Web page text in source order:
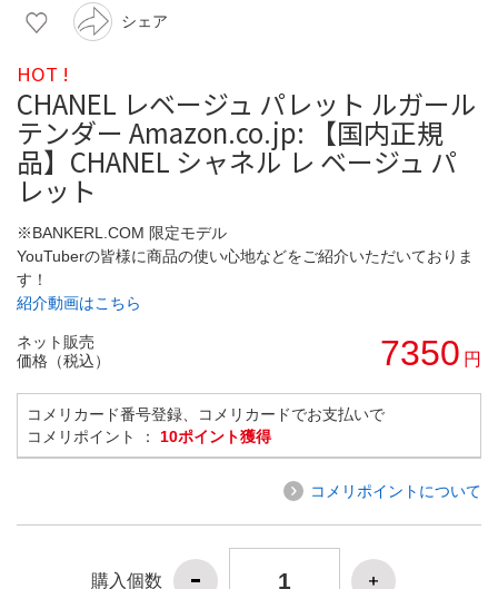
シェア
HOT !
CHANEL レベージュ パレット ルガール
テンダー Amazon.co.jp: 【国内正規
品】CHANEL シャネル レ ベージュ パ
レット
※BANKERL.COM 限定モデル
YouTuberの皆様に商品の使い心地などをご紹介いただいておりま
す！
紹介動画はこちら
ネット販売
価格（税込）
7350 円
コメリカード番号登録、コメリカードでお支払いで
コメリポイント ： 10ポイント獲得
コメリポイントについて
購入個数